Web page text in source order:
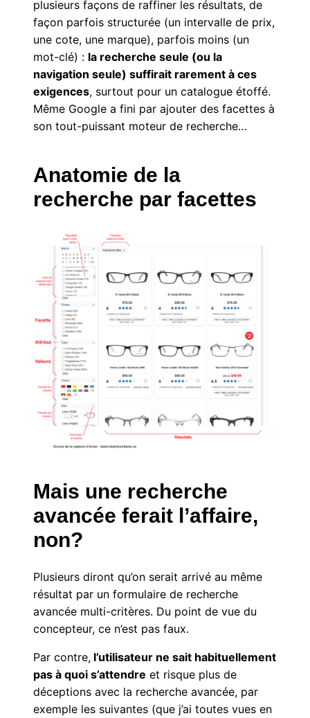
plusieurs façons de raffiner les résultats, de
façon parfois structurée (un intervalle de prix,
une cote, une marque), parfois moins (un
mot-clé) : la recherche seule (ou la
navigation seule) suffirait rarement à ces
exigences, surtout pour un catalogue étoffé.
Même Google a fini par ajouter des facettes à
son tout-puissant moteur de recherche…
Anatomie de la
recherche par facettes
Mais une recherche
avancée ferait l’affaire,
non?
Plusieurs diront qu’on serait arrivé au même
résultat par un formulaire de recherche
avancée multi-critères. Du point de vue du
concepteur, ce n’est pas faux.
Par contre, l’utilisateur ne sait habituellement
pas à quoi s’attendre et risque plus de
déceptions avec la recherche avancée, par
exemple les suivantes (que j’ai toutes vues en